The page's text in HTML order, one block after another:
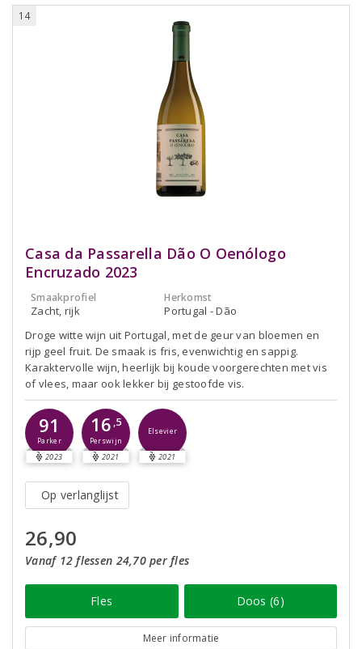
14
Casa da Passarella Dão O Oenólogo
Encruzado 2023
Smaakprofiel
Zacht, rijk
Herkomst
Portugal - Dão
Droge witte wijn uit Portugal, met de geur van bloemen en
rijp geel fruit. De smaak is fris, evenwichtig en sappig.
Karaktervolle wijn, heerlijk bij koude voorgerechten met vis
of vlees, maar ook lekker bij gestoofde vis.
91
Parker
2023
16 ,5
Perswijn
2021
Elsevier
2021
Op verlanglijst
26,90
Vanaf 12 flessen 24,70 per fles
Fles Doos (6)
Meer informatie